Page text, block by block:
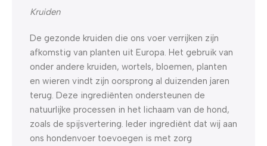
Kruiden
De gezonde kruiden die ons voer verrijken zijn
afkomstig van planten uit Europa. Het gebruik van
onder andere kruiden, wortels, bloemen, planten
en wieren vindt zijn oorsprong al duizenden jaren
terug. Deze ingrediënten ondersteunen de
natuurlijke processen in het lichaam van de hond,
zoals de spijsvertering. Ieder ingrediënt dat wij aan
ons hondenvoer toevoegen is met zorg